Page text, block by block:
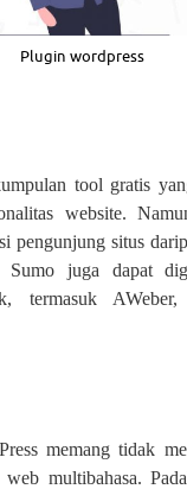
Plugin wordpress
tool gratis
website.
pengunjung situs
juga dapat
termasuk
memang tidak
multibahasa.